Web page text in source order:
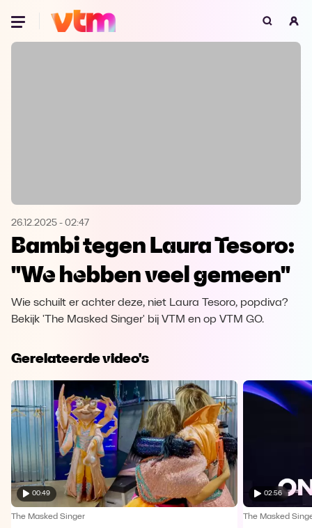
Oeps, browser niet ondersteund
Microsoft Edge Download
Opera Download
26.12.2025 - 02:47
Bambi tegen Laura Tesoro:
"We hebben veel gemeen"
Wie schuilt er achter deze, niet Laura Tesoro, popdiva?
Bekijk 'The Masked Singer' bij VTM en op VTM GO.
Gerelateerde video's
00:49
The Masked Singer
02:56
The Masked